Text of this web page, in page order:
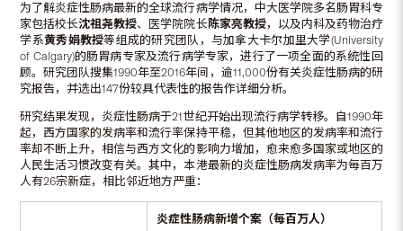
为了解炎症性肠病最新的全球流行病学情况，中大医学院多名肠胃科专
家包括校长沈祖尧教授、医学院院长 陈家亮教授，以及内科及药物治疗
学系黄秀娟教授等组成的研究团队，与加拿大卡尔加里大学(University
of Calgary)的肠胃病专家及流行病学专家，进行了一项全面的系统性回
顾。研究团队搜集1990年至2016年间，逾11,000份有关炎症性肠病的研
究报告，并选出147份较具代表性的报告作详细分析。
研究结果发现，炎症性肠病于21世纪开始出现流行病学转移。自1990年
起，西方国家的发病率和流行率保持平稳，但其他地区的发病率和流行
率却不断上升，相信与西方文化的影响力增加，愈来愈多国家或地区的
人民生活习惯改变有关。其中，本港最新的炎症性肠病发病率为每百万
人有26宗新症，相比邻近地方严重：
炎症性肠病新增个案（每百万人）